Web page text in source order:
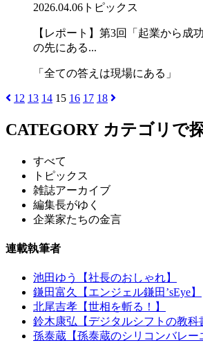
2026.04.06 トピックス
【レポート】第3回「起業から
の先にある...
「全ての答えは現場にある」
12 13 14 15 16 17 18
CATEGORY カテゴリで
すべて
トピックス
雑誌アーカイブ
編集長がゆく
企業家たちの金言
連載執筆者
池田ゆう【社長のおしゃれ】
鎌田富久【エンジェル鎌田’sEye】
北尾吉孝【世相を斬る！】
鈴木康弘【デジタルシフトの教科
孫泰蔵【孫泰蔵のシリコンバレー